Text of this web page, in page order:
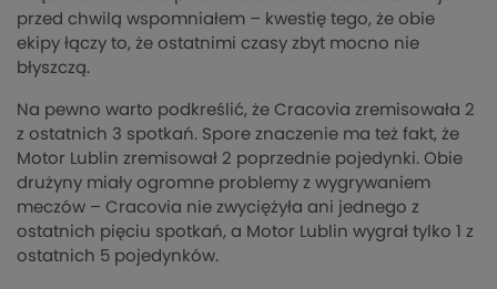
przed chwilą wspomniałem – kwestię tego, że obie
ekipy łączy to, że ostatnimi czasy zbyt mocno nie
błyszczą.
Na pewno warto podkreślić, że Cracovia zremisowała 2
z ostatnich 3 spotkań. Spore znaczenie ma też fakt, że
Motor Lublin zremisował 2 poprzednie pojedynki. Obie
drużyny miały ogromne problemy z wygrywaniem
meczów – Cracovia nie zwyciężyła ani jednego z
ostatnich pięciu spotkań, a Motor Lublin wygrał tylko 1 z
ostatnich 5 pojedynków.